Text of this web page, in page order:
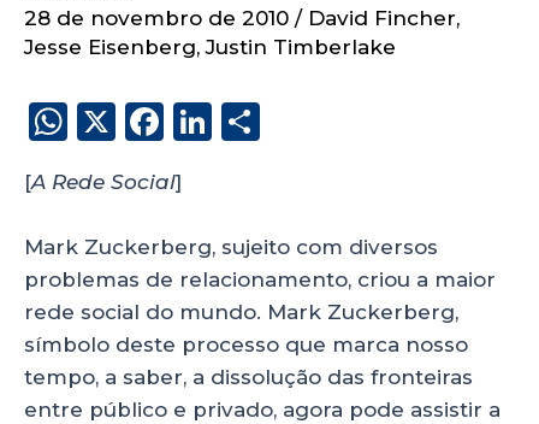
28 de novembro de 2010 / David Fincher,
Jesse Eisenberg,Justin Timberlake
W
a
ts
A
p
p
X
F
c
e
b
o
o
k
Li
e
dI
n
re
[A Rede Social]
Mark Zuckerberg, sujeito com diversos
problemas de relacionamento, criou a maior
rede social do mundo. Mark Zuckerberg,
símbolo deste processo que marca nosso
tempo, a saber, a dissolução das fronteiras
entre público e privado, agora pode assistir a